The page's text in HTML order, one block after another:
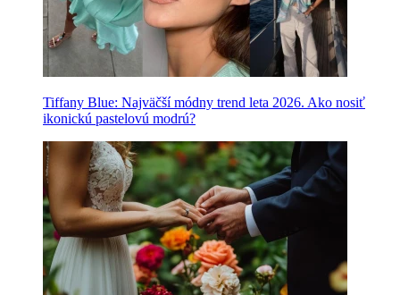
Tiffany Blue: Najväčší módny trend leta 2026. Ako nosiť
ikonickú pastelovú modrú?